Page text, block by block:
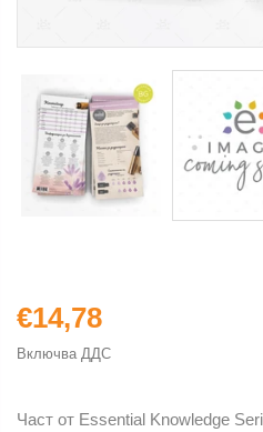
€14,78
Включва ДДС
Част от Essential Knowledge